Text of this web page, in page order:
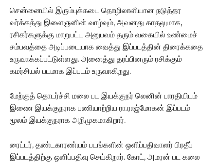
சென்னையில் இரும்புக்கடை தொழிலாளியான நடுத்தர
வர்க்கத்து இளைஞனின் வாழ்வும், அவனது காதலுமாக,
ரசிகர்களுக்கு மாறுபட்ட அனுபவம் தரும் வகையில் உண்மைச்
சம்பவத்தை அடிப்படையாக வைத்து இப்படத்தின் திரைக்கதை
உருவாக்கப்பட்டுள்ளது. அனைத்து தரப்பினரும் ரசிக்கும்
கமர்சியல் படமாக இப்படம் உருவாகிறது.
மேற்குத் தொடர்ச்சி மலை பட இயக்குநர் லெனின் பாரதியிடம்
இணை இயக்குநராக பணியாற்றிய ரா.ராஜ்மோகன் இப்படம்
மூலம் இயக்குநராக அறிமுகமாகிறார்.
ரைட்டர், தண்டகாரண்யம் படங்களின் ஒளிப்பதிவாளர் பிரதீப்
இப்படத்திற்கு ஒளிப்பதிவு செய்கிறார். கோட், அமரன் பட கலை